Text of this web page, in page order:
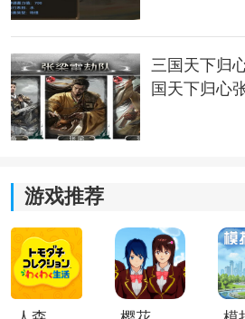
冷静 020244EC 00000FB2/
温和 020244EC 00000FB5/
慎重 020244EC 00000FB8/
道具
精灵球 0202450E 0004
三国天下归
国天下归心
游戏推荐